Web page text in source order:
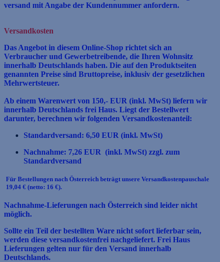
versand mit Angabe der Kundennummer anfordern.
Versandkosten
Das Angebot in diesem Online-Shop richtet sich an
Verbraucher und Gewerbetreibende, die Ihren Wohnsitz
innerhalb Deutschlands haben. Die auf den Produktseiten
genannten Preise sind Bruttopreise, inklusiv der gesetzlichen
Mehrwertsteuer.
Ab einem Warenwert von 150,- EUR (inkl. MwSt) liefern wir
innerhalb Deutschlands frei Haus. Liegt der Bestellwert
darunter, berechnen wir folgenden Versandkostenanteil:
Standardversand: 6,50 EUR (inkl. MwSt)
Nachnahme: 7,26 EUR (inkl. MwSt) zzgl. zum
Standardversand
Für Bestellungen nach Österreich beträgt unsere Versandkostenpauschale
19,04 € (netto: 16 €).
Nachnahme-Lieferungen nach Österreich sind leider nicht
möglich.
Sollte ein Teil der bestellten Ware nicht sofort lieferbar sein,
werden diese versandkostenfrei nachgeliefert. Frei Haus
Lieferungen gelten nur für den Versand innerhalb
Deutschlands.